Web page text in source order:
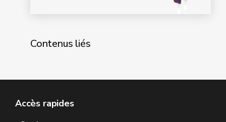
Contenus liés
Accès rapides